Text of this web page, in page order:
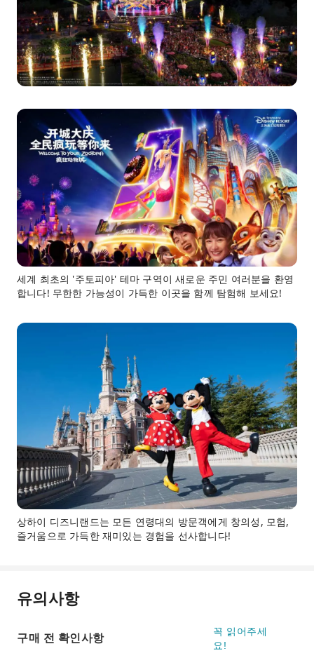
세계 최초의 '주토피아' 테마 구역이 새로운 주민 여러분을 환영
합니다! 무한한 가능성이 가득한 이곳을 함께 탐험해 보세요!
상하이 디즈니랜드는 모든 연령대의 방문객에게 창의성, 모험,
즐거움으로 가득한 재미있는 경험을 선사합니다!
유의사항
구매 전 확인사항
꼭 읽어주세
요!